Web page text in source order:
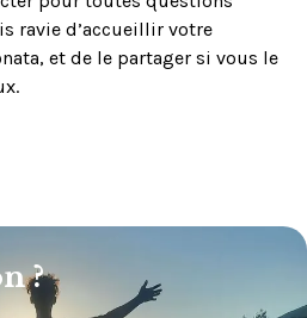
ravie d’accueillir votre
et de le partager si vous le
?